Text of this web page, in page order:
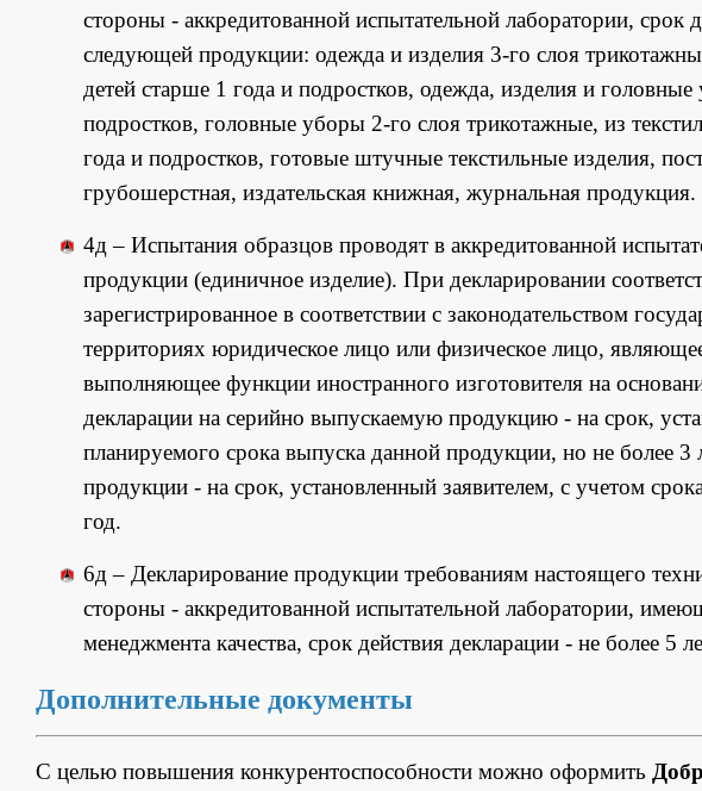
стороны - аккредитованной испытательной лаборатории, срок
следующей продукции: одежда и изделия 3-го слоя
детей старше 1 года и подростков, одежда, изделия и
подростков, головные уборы 2-го слоя трикотажные, из
года и подростков, готовые штучные текстильные изделия,
грубошерстная, издательская книжная, журнальная продукция.
4д – Испытания образцов проводят в аккредитованной
продукции (единичное изделие). При декларировании
зарегистрированное в соответствии с законодательством
территориях юридическое лицо или физическое лицо,
выполняющее функции иностранного изготовителя на
декларации на серийно выпускаемую продукцию - на срок,
планируемого срока выпуска данной продукции, но не более 3
продукции - на срок, установленный заявителем, с учетом
год.
6д – Декларирование продукции требованиям настоящего
стороны - аккредитованной испытательной лаборатории,
менеджмента качества, срок действия декларации - не более 5
Дополнительные документы
С целью повышения конкурентоспособности можно оформить